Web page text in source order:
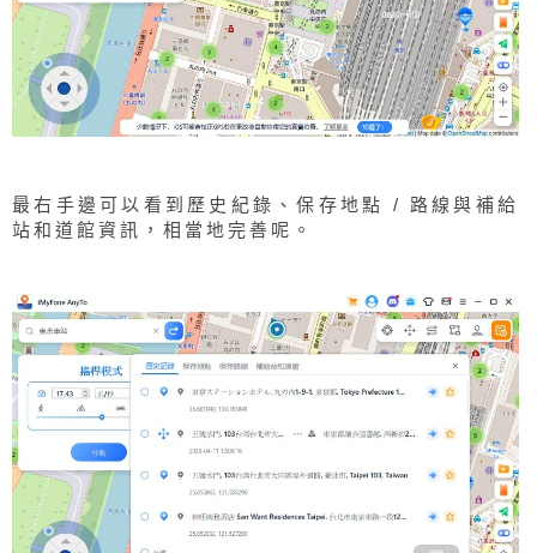
最右手邊可以看到歷史紀錄、保存地點 / 路線與補給
站和道館資訊，相當地完善呢。